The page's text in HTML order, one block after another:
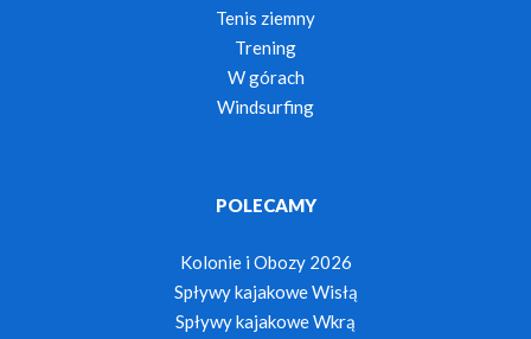
Tenis ziemny
Trening
W górach
Windsurfing
POLECAMY
Kolonie i Obozy 2026
Spływy kajakowe Wisłą
Spływy kajakowe Wkrą